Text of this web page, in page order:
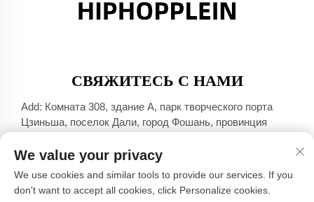
СВЯЖИТЕСЬ С НАМИ
Add: Комната 308, здание A, парк творческого порта
Цзиньша, поселок Дали, город Фошань, провинция
Тел.:+86-17304049586
Эл. почта:[email protected]
We value your privacy
We use cookies and similar tools to provide our services. If you
don't want to accept all cookies, click Personalize cookies.